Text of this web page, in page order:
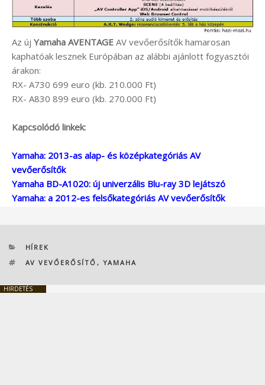
Az új Yamaha AVENTAGE AV vevőerősítők hamarosan
kaphatóak lesznek Európában az alábbi ajánlott fogyasztói
árakon:
RX- A730 699 euro (kb. 210.000 Ft)
RX- A830 899 euro (kb. 270.000 Ft)
Kapcsolódó linkek:
Yamaha: 2013-as alap- és középkategóriás AV
vevőerősítők
Yamaha BD-A1020: új univerzális Blu-ray 3D lejátszó
Yamaha: a 2012-es felsőkategóriás AV vevőerősítők
KATEGÓRIÁK
HÍREK
CÍMKÉK
AV VEVŐERŐSÍTŐ , YAMAHA
HIRDETÉS